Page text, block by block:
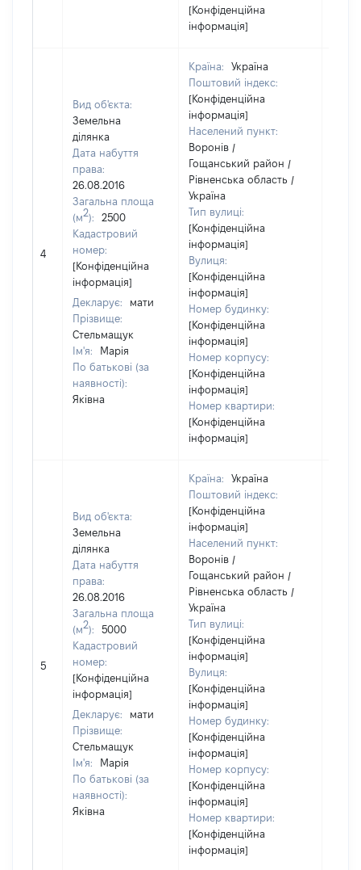
[Конфіденційна
інформація]
4
Вид об'єкта:
Земельна
ділянка
Дата набуття
права:
26.08.2016
Загальна площа
(м2):
2500
Кадастровий
номер:
[Конфіденційна
інформація]
Декларує:
мати
Прізвище:
Стельмащук
Ім'я:
Марія
По батькові (за
наявності):
Яківна
Країна:
Україна
Поштовий індекс:
[Конфіденційна
інформація]
Населений пункт:
Воронів /
Гощанський район /
Рівненська область /
Україна
Тип вулиці:
[Конфіденційна
інформація]
Вулиця:
[Конфіденційна
інформація]
Номер будинку:
[Конфіденційна
інформація]
Номер корпусу:
[Конфіденційна
інформація]
Номер квартири:
[Конфіденційна
інформація]
5
Вид об'єкта:
Земельна
ділянка
Дата набуття
права:
26.08.2016
Загальна площа
(м2):
5000
Кадастровий
номер:
[Конфіденційна
інформація]
Декларує:
мати
Прізвище:
Стельмащук
Ім'я:
Марія
По батькові (за
наявності):
Яківна
Країна:
Україна
Поштовий індекс:
[Конфіденційна
інформація]
Населений пункт:
Воронів /
Гощанський район /
Рівненська область /
Україна
Тип вулиці:
[Конфіденційна
інформація]
Вулиця:
[Конфіденційна
інформація]
Номер будинку:
[Конфіденційна
інформація]
Номер корпусу:
[Конфіденційна
інформація]
Номер квартири:
[Конфіденційна
інформація]